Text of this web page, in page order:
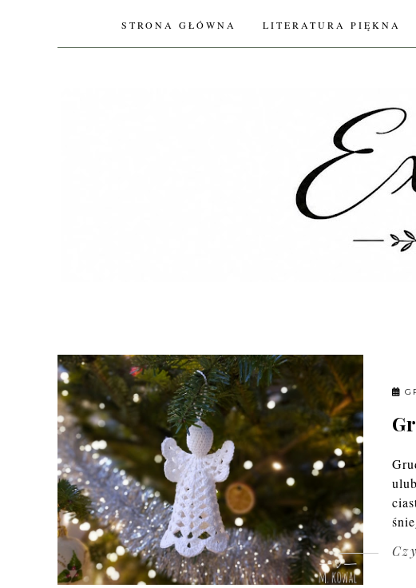
STRONA GŁÓWNA LITERATURA PIĘKNA